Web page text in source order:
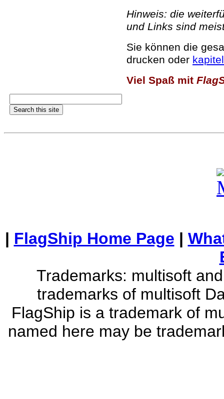
Hinweis: die
und Links sind
Sie können die
drucken oder
Viel Spaß mit
| FlagShip Home Page |
Trademarks: multisoft
trademarks of multisoft
FlagShip is a trademark of
named here may be